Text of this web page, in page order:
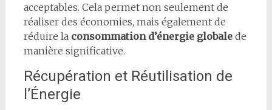
acceptables. Cela permet non seulement de
réaliser des économies, mais également de
réduire la consommation d’énergie globalede
manière significative.
Récupération et Réutilisation de
l’Énergie